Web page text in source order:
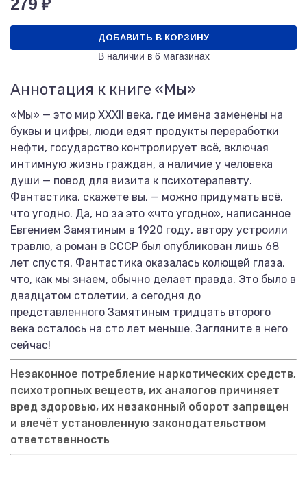
279 ₽
ДОБАВИТЬ В КОРЗИНУ
В наличии в 6 магазинах
Аннотация к книге «Мы»
«Мы» — это мир XXXII века, где имена заменены на
буквы и цифры, люди едят продукты переработки
нефти, государство контролирует всё, включая
интимную жизнь граждан, а наличие у человека
души — повод для визита к психотерапевту.
Фантастика, скажете вы, — можно придумать всё,
что угодно. Да, но за это «что угодно», написанное
Евгением Замятиным в 1920 году, автору устроили
травлю, а роман в СССР был опубликован лишь 68
лет спустя. Фантастика оказалась колющей глаза,
что, как мы знаем, обычно делает правда. Это было в
двадцатом столетии, а сегодня до
представленного Замятиным тридцать второго
века осталось на сто лет меньше. Загляните в него
сейчас!
Незаконное потребление наркотических средств,
психотропных веществ, их аналогов причиняет
вред здоровью, их незаконный оборот запрещен
и влечёт установленную законодательством
ответственность